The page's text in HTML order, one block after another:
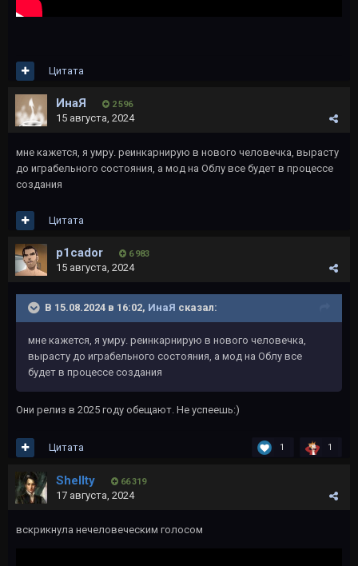
Цитата
ИнаЯ 2 596
15 августа, 2024
мне кажется, я умру. реинкарнирую в нового человечка, вырасту
до играбельного состояния, а мод на Облу все будет в процессе
создания
Цитата
p1cador 6 983
15 августа, 2024
В 15.08.2024 в 16:02, ИнаЯ сказал:
мне кажется, я умру. реинкарнирую в нового человечка,
вырасту до играбельного состояния, а мод на Облу все
будет в процессе создания
Они релиз в 2025 году обещают. Не успеешь:)
1 1
Цитата
Shellty 66 319
17 августа, 2024
вскрикнула нечеловеческим голосом